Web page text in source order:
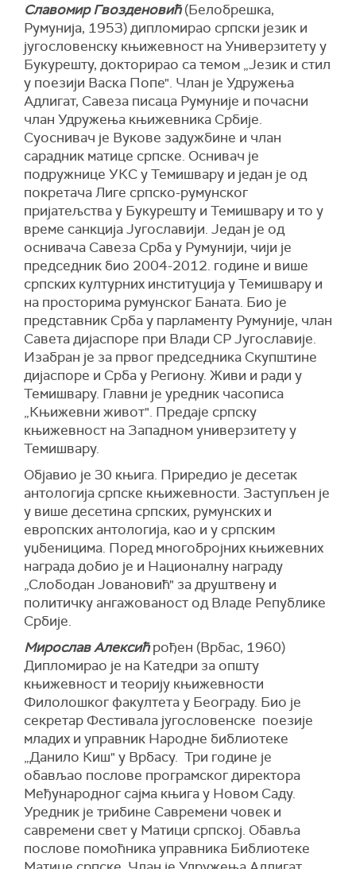
Славомир Гвозденовић (Белобрешка,
Румунија, 1953) дипломирао српски језик и
југословенску књижевност на Универзитету у
Букурешту, докторирао са темом „Језик и стил
у поезији Васка Попе". Члан је Удружења
Адлигат, Савеза писаца Румуније и почасни
члан Удружења књижевника Србије.
Суоснивач је Вукове задужбине и члан
сарадник матице српске. Оснивач је
подружнице УКС у Темишвару и један је од
покретача Лиге српско-румунског
пријатељства у Букурешту и Темишвару и то у
време санкција Југославији. Један је од
оснивача Савеза Срба у Румунији, чији је
председник био 2004-2012. године и више
српских културних институција у Темишвару и
на просторима румунског Баната. Био је
представник Срба у парламенту Румуније, члан
Савета дијаспоре при Влади СР Југославије.
Изабран је за првог председника Скупштине
дијаспоре и Срба у Региону. Живи и ради у
Темишвару. Главни је уредник часописа
„Књижевни живот". Предаје српску
књижевност на Западном универзитету у
Темишвару.
Објавио је 30 књига. Приредио је десетак
антологија српске књижевности. Заступљен је
у више десетина српских, румунских и
европских антологија, као и у српским
уџбеницима. Поред многобројних књижевних
награда добио је и Националну награду
„Слободан Јовановић" за друштвену и
политичку ангажованост од Владе Републике
Србије.
Мирослав Алексићрођен (Врбас, 1960)
Дипломирао је на Катедри за општу
књижевност и теорију књижевности
Филолошког факултета у Београду. Био је
секретар Фестивала југословенске поезије
младих и управник Народне библиотеке
„Данило Киш" у Врбасу. Три године је
обављао послове програмског директора
Међународног сајма књига у Новом Саду.
Уредник је трибине Савремени човек и
савремени свет у Матици српској. Обавља
послове помоћника управника Библиотеке